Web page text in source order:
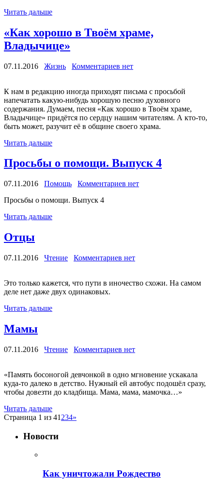
Читать дальше
«Как хорошо в Твоём храме,
Владычице»
07.11.2016 Жизнь Комментариев нет
К нам в редакцию иногда приходят письма с просьбой
напечатать какую-нибудь хорошую песню духовного
содержания. Думаем, песня «Как хорошо в Твоём храме,
Владычице» придётся по сердцу нашим читателям. А кто-то,
быть может, разучит её в общине своего храма.
Читать дальше
Просьбы о помощи. Выпуск 4
07.11.2016 Помощь
Комментариев нет
Просьбы о помощи. Выпуск 4
Читать дальше
Отцы
07.11.2016 Чтение Комментариев нет
Это только кажется, что пути в иночество схожи. На самом
деле нет даже двух одинаковых.
Читать дальше
Мамы
07.11.2016 Чтение Комментариев нет
«Память босоногой девчонкой в одно мгновение ускакала
куда-то далеко в детство. Нужный ей автобус подошёл сразу,
чтобы довезти до кладбища. Мама, мама, мамочка…»
Читать дальше
Страница 1 из 41 234»
Новости
Как уничтожали Рождество